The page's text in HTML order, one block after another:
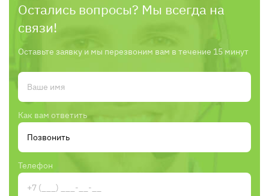
Остались вопросы? Мы всегда на
связи!
Оставьте заявку и мы перезвоним вам в течение 15 минут
Как вам ответить
Телефон